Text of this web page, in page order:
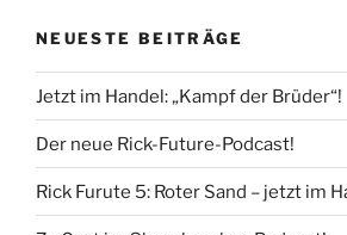
NEUESTE BEITRÄGE
Jetzt im Handel: „Kampf der Brüder“!
Der neue Rick-Future-Podcast!
Rick Furute 5: Roter Sand – jetzt im